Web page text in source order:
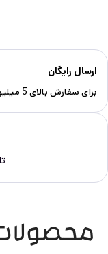
ارسال رایگان
برای سفارش‌ بالای 5 میلیون زیر 5 کیلو